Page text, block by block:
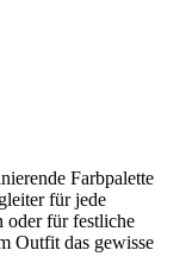
Farbpalette
für jede
oder für festliche
Outfit das gewisse